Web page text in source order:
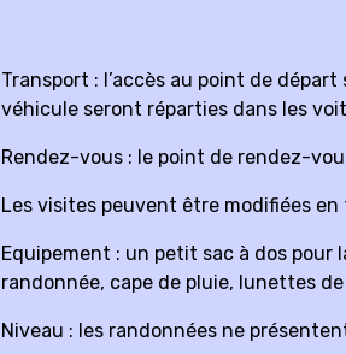
Transport : l’accès au point de
véhicule seront réparties dans les
Rendez-vous : le point de rendez-
Les visites peuvent être modifiées
Equipement : un petit sac à dos
randonnée, cape de pluie, lunettes
Niveau : les randonnées ne